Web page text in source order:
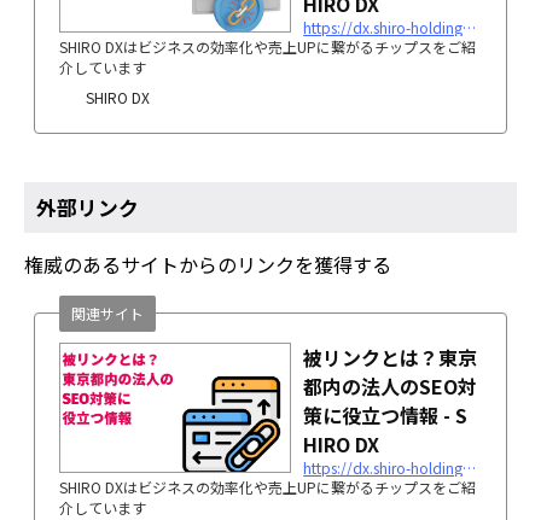
https://dx.shiro-holdings.co.jp/p3538/
SHIRO DXはビジネスの効率化や売上UPに繋がるチップスをご紹
介しています
SHIRO DX
外部リンク
権威のあるサイトからのリンクを獲得する
被リンクとは？東京
都内の法人のSEO対
策に役立つ情報 - S
HIRO DX
https://dx.shiro-holdings.co.jp/p1593/
SHIRO DXはビジネスの効率化や売上UPに繋がるチップスをご紹
介しています
関連サイト